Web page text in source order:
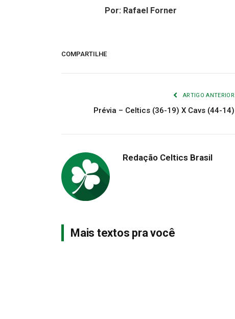
Por: Rafael Forner
COMPARTILHE
ARTIGO ANTERIOR
Prévia – Celtics (36-19) X Cavs (44-14)
Redação Celtics Brasil
Mais textos pra você